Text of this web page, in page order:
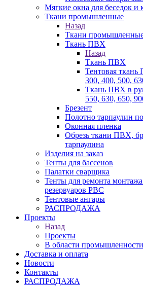
Мягкие окна для беседок и
Ткани промышленные
Назад
Ткани
Ткань ПВХ
Назад
Ткань ПВХ
Тентовая
300, 400, 500,
Ткань ПВХ в
550, 630, 650,
Брезент
Полотно тарпаулин
Оконная пленка
Обрезь ткани ПВХ,
тарпаулина
Изделия на заказ
Тенты для бассенов
Палатки сварщика
Тенты для ремонта монтажа
резервуаров РВС
Тентовые ангары
РАСПРОДАЖА
Проекты
Назад
Проекты
В области промышленности
Доставка и оплата
Новости
Контакты
РАСПРОДАЖА